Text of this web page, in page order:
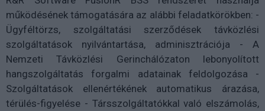
működésének támogatására az alábbi feladatkörökben: -
Ügyféltörzs, szolgáltatási szerződések távközlési
szolgáltatások nyilvántartása, adminisztrációja - A
Nemzeti Távközlési Gerinchálózaton lebonyolított
hangszolgáltatás forgalmi adatainak feldolgozása -
Szolgáltatások ellenértékének automatikus árazása,
térülés-figyelése - Társszolgáltatókkal való elszámolás,